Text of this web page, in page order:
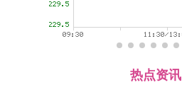
热点资讯